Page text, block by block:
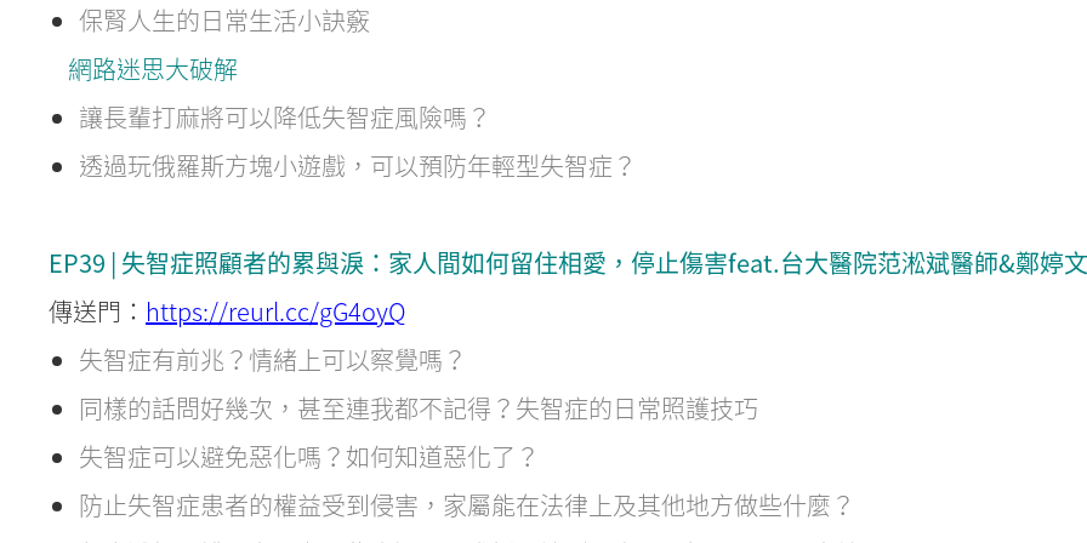
保腎人生的日常生活小訣竅
網路迷思大破解
讓長輩打麻將可以降低失智症風險嗎？
透過玩俄羅斯方塊小遊戲，可以預防年輕型失智症？
EP39 | 失智症照顧者的累與淚：家人間如何留住相愛，停止傷害feat.台大醫院范淞斌醫師&鄭婷
傳送門： https://reurl.cc/gG4oyQ
失智症有前兆？情緒上可以察覺嗎？
同樣的話問好幾次，甚至連我都不記得？失智症的日常照護技巧
失智症可以避免惡化嗎？如何知道惡化了？
防止失智症患者的權益受到侵害，家屬能在法律上及其他地方做些什麼？